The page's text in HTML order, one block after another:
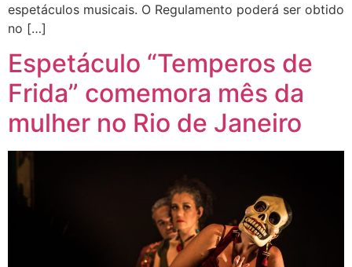
espetáculos musicais. O Regulamento poderá ser obtido
no […]
Espetáculo “Temperos de
Frida” comemora mês da
mulher no Rio de Janeiro